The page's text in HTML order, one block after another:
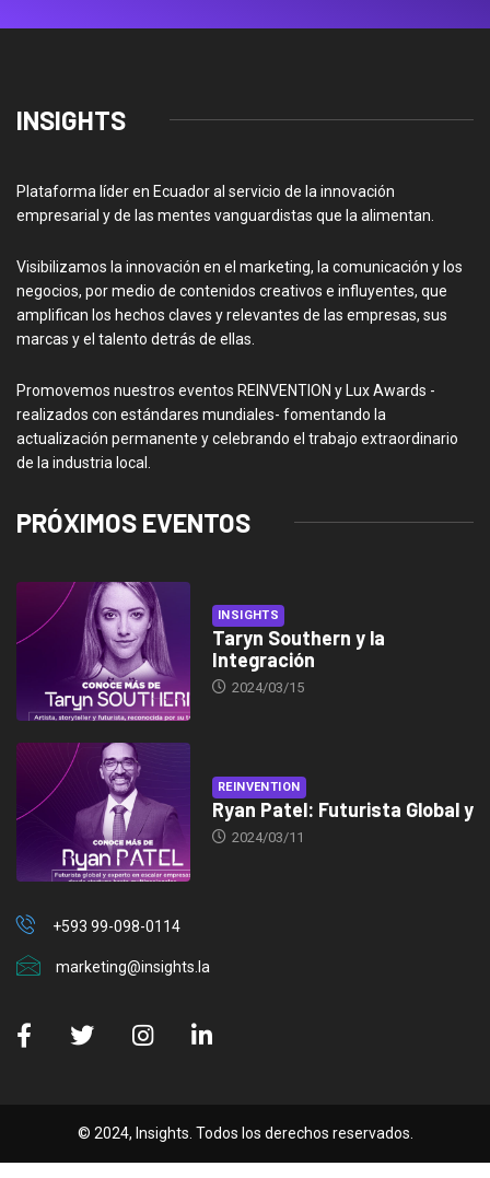
INSIGHTS
Plataforma líder en Ecuador al servicio de la innovación
empresarial y de las mentes vanguardistas que la alimentan.
Visibilizamos la innovación en el marketing, la comunicación y los
negocios, por medio de contenidos creativos e influyentes, que
amplifican los hechos claves y relevantes de las empresas, sus
marcas y el talento detrás de ellas.
Promovemos nuestros eventos REINVENTION y Lux Awards -
realizados con estándares mundiales- fomentando la
actualización permanente y celebrando el trabajo extraordinario
de la industria local.
PRÓXIMOS EVENTOS
INSIGHTS
Taryn Southern y la
Integración
2024/03/15
REINVENTION
Ryan Patel: Futurista Global y
2024/03/11
+593 99-098-0114
marketing@insights.la
© 2024, Insights. Todos los derechos reservados.